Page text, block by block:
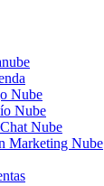
Nube
Nube
Nube
Marketing Nube